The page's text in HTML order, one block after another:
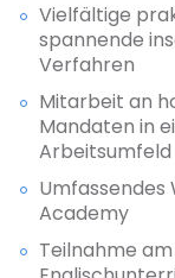
Vielfältige
spannende
Verfahren
Mitarbeit an
Mandaten in
Arbeitsumfeld
Umfassendes
Academy
Teilnahme